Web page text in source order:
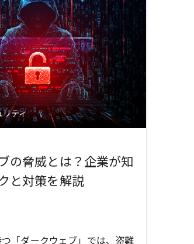
リティ
の脅威とは？企業が知
と対策を解説
「ダークウェブ」では、盗難